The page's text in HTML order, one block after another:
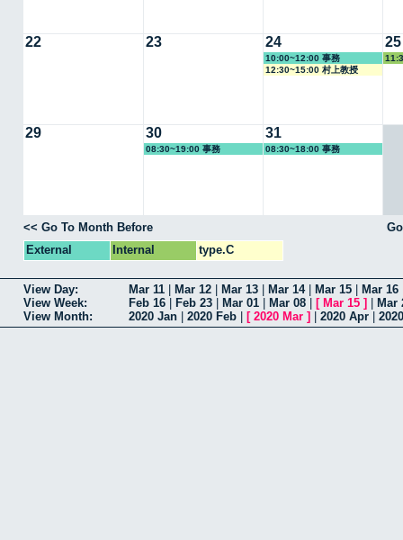
22 23 24
10:00~12:00 事務
12:30~15:00 村上教授
25
29 30
08:30~19:00 事務
31
08:30~18:00 事務
<< Go To Month Before
External
Internal type.C
View Day: Mar 11 Mar 12 Mar 13 Mar 14| Mar 15 Mar 16
View Week:
Feb 16 Feb 23 Mar 01 Mar 08 [ Mar 15 ]
Mar
View Month:
2020 Jan 2020 Feb [ 2020 Mar ] 2020 Apr